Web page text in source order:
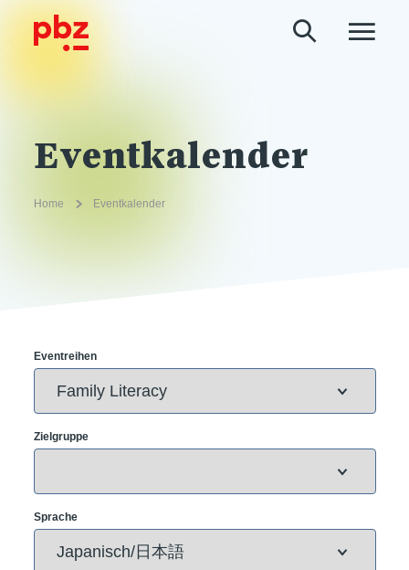
Eventkalender
Home Eventkalender
Eventreihen
Zielgruppe
Sprache